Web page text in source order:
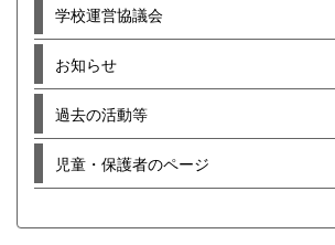
学校運営協議会
お知らせ
過去の活動等
児童・保護者のページ